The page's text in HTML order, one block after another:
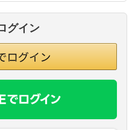
グイン